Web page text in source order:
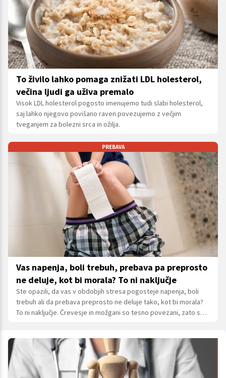
To živilo lahko pomaga znižati LDL holesterol,
večina ljudi ga uživa premalo
Visok LDL holesterol pogosto imenujemo tudi slabi holesterol,
saj lahko njegovo povišano raven povezujemo z večjim
tveganjem za bolezni srca in ožilja.
PREBAVA
Vas napenja, boli trebuh, prebava pa preprosto
ne deluje, kot bi morala? To ni naključje
Ste opazili, da vas v obdobjih stresa pogosteje napenja, boli
trebuh ali da prebava preprosto ne deluje tako, kot bi morala?
To ni naključje. Črevesje in možgani so tesno povezani, zato se